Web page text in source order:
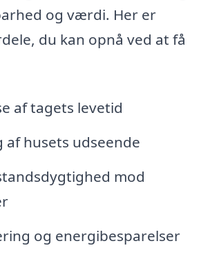
og værdi. Her er
du kan opnå ved at få
af tagets levetid
af husets udseende
mod
og energibesparelser